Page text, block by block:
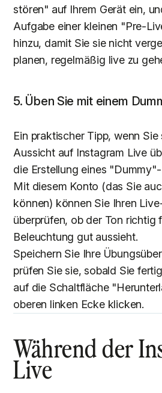
stören" auf Ihrem Gerät ein,
Aufgabe einer kleinen "Pre-
hinzu, damit Sie sie nicht
planen, regelmäßig live zu
5. Üben Sie mit einem
Ein praktischer Tipp, wenn
Aussicht auf Instagram Live
die Erstellung eines
Mit diesem Konto (das Sie
können) können Sie Ihren
überprüfen, ob der Ton richtig
Beleuchtung gut aussieht.
Speichern Sie Ihre
prüfen Sie sie, sobald Sie
auf die Schaltfläche
oberen linken Ecke klicken.
Während der
Live